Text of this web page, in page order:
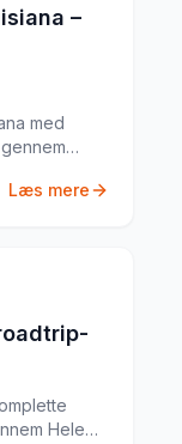
–
med
og meget
Læs mere
Hele